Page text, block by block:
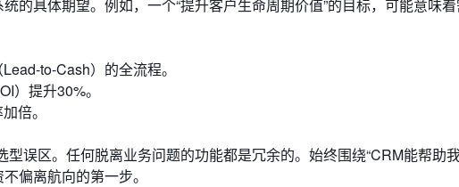
的具体期望。例如，一个“提升客户生命周期价值”的目标，可能意味
to-Cash）的全流程。
）提升30%。
倍。
型误区。任何脱离业务问题的功能都是冗余的。始终围绕“CRM能帮助
偏离航向的第一步。